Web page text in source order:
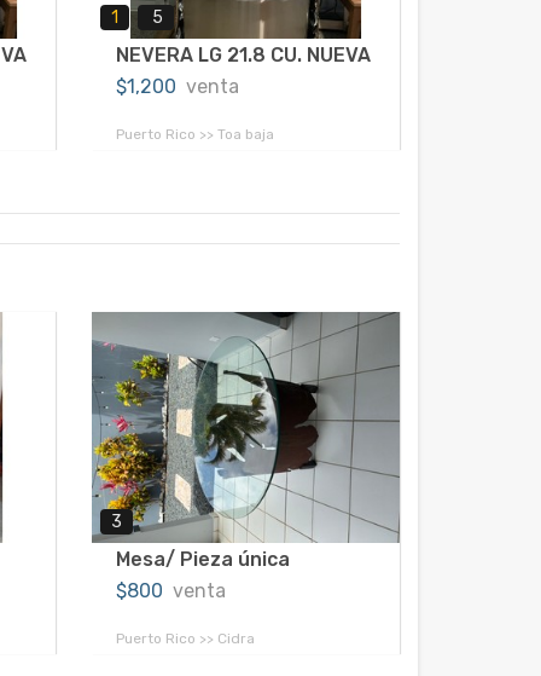
1 5
NEVERA LG 21.8 CU. NUEVA
$1,200 venta
Puerto Rico >> Toa baja
3
Mesa/ Pieza única
$800 venta
Puerto Rico >> Cidra